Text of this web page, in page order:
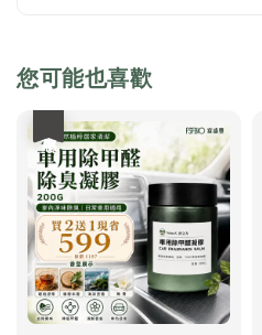
您可能也喜歡